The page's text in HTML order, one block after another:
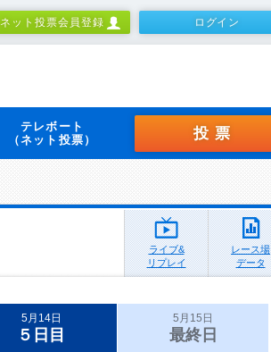
ネット投票会員登録 ログイン
テレボート
（ネット投票）
投票
ライブ&
リプレイ
レース場
データ
5月14日
５日目
5月15日
最終日